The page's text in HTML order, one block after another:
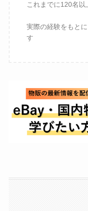
これまでに120名以
実際の経験をもと
す